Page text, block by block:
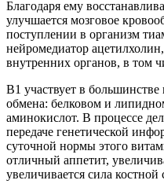
Благодаря ему
улучшается мозговое
поступлении в организм
нейромедиатор
внутренних органов, в том
B1 участвует в большинстве
обмена: белковом и
аминокислот. В процессе
передаче генетической
суточной нормы этого
отличный аппетит,
увеличивается сила костной